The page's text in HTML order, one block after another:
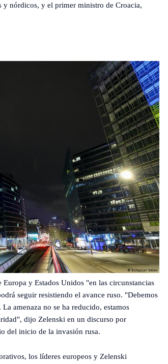
y nórdicos, y el primer ministro de Croacia,
Europa y Estados Unidos "en las circunstancias
seguir resistiendo el avance ruso. "Debemos
amenaza no se ha reducido, estamos
dijo Zelenski en un discurso por
del inicio de la invasión rusa.
los líderes europeos y Zelenski